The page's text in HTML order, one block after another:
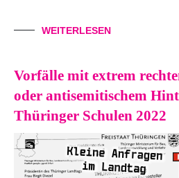
WEITERLESEN
Vorfälle mit extrem
oder antisemitischem
Thüringer Schulen 2022